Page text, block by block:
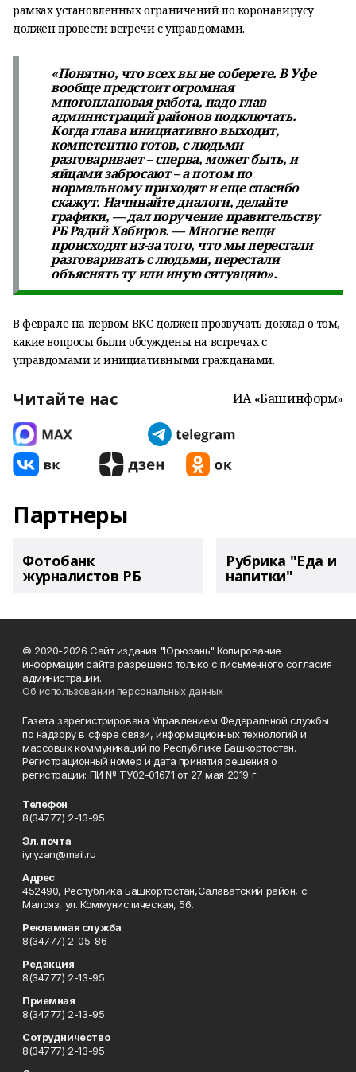
рамках установленных ограничений по коронавирусу
должен провести встречи с управдомами.
«Понятно, что всех вы не соберете. В Уфе
вообще предстоит огромная
многоплановая работа, надо глав
администраций районов подключать.
Когда глава инициативно выходит,
компетентно готов, с людьми
разговаривает – сперва, может быть, и
яйцами забросают – а потом по
нормальному приходят и еще спасибо
скажут. Начинайте диалоги, делайте
графики, — дал поручение правительству
РБ Радий Хабиров. — Многие вещи
происходят из-за того, что мы перестали
разговаривать с людьми, перестали
объяснять ту или иную ситуацию».
В феврале на первом ВКС должен прозвучать доклад о том,
какие вопросы были обсуждены на встречах с
управдомами и инициативными гражданами.
ИА «Башинформ»
Читайте нас
Партнеры
Фотобанк
журналистов РБ
Рубрика "Еда и
напитки"
© 2020-2026 Сайт издания "Юрюзань" Копирование
информации сайта разрешено только с письменного согласия
администрации.
Об использовании персональных данных
Газета зарегистрирована Управлением Федеральной службы
по надзору в сфере связи, информационных технологий и
массовых коммуникаций по Республике Башкортостан.
Регистрационный номер и дата принятия решения о
регистрации: ПИ № ТУ02-01671 от 27 мая 2019 г.
Телефон
8(34777) 2-13-95
Эл. почта
iyryzan@mail.ru
Адрес
452490, Республика Башкортостан,Салаватский район, с.
Малояз, ул. Коммунистическая, 56.
Рекламная служба
8(34777) 2-05-86
Редакция
8(34777) 2-13-95
Приемная
8(34777) 2-13-95
Сотрудничество
8(34777) 2-13-95